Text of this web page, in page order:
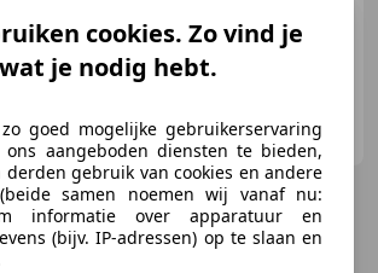
cookies. Zo vind je
wat je nodig hebt.
goed mogelijke gebruikerservaring
aangeboden diensten te bieden,
derden gebruik van cookies en andere
samen noemen wij vanaf nu:
informatie over apparatuur en
(bijv. IP-adressen) op te slaan en